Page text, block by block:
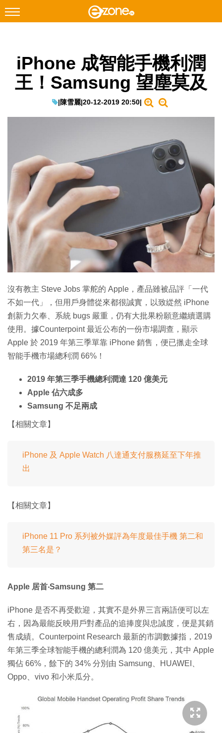
Facebook Instagram
科技焦點
遊戲動漫
EduTech
IT Times
生成式AI與雲端應用
Enterprise Digital Transformation
特集
iPhone 成智能手機利潤
王！Samsung 望塵莫及
|陳雪麗|20-12-2019 20:50|
沒有教主 Steve Jobs 掌舵的 Apple，產品雖被品評「一代
不如一代」，但用戶身體從來都很誠實，以致緃然 iPhone
創新力欠奉、系統 bugs 嚴重，仍有大批果粉願意繼續選購
使用。據Counterpoint 最近公布的一份市場調查，顯示
Apple 於 2019 年第三季單靠 iPhone 銷售，便已擸走全球
智能手機市場總利潤 66%！
2019 年第三季手機總利潤達 120 億美元
Apple 佔六成多
Samsung 不足兩成
【相關文章】
iPhone 及 Apple Watch 八達通支付服務延至下年推
出
【相關文章】
iPhone 11 Pro 系列被外媒評為年度最佳手機 第二和
第三名是？
Apple 居首‧Samsung 第二
iPhone 是否不再受歡迎，其實不是外界三言兩語便可以左
右，因為最能反映用戶對產品的追捧度與忠誠度，便是其銷
售成績。Counterpoint Research 最新的市調數據指，2019
年第三季全球智能手機的總利潤為 120 億美元，其中 Apple
獨佔 66%，餘下的 34% 分別由 Samsung、HUAWEI、
Oppo、vivo 和小米瓜分。